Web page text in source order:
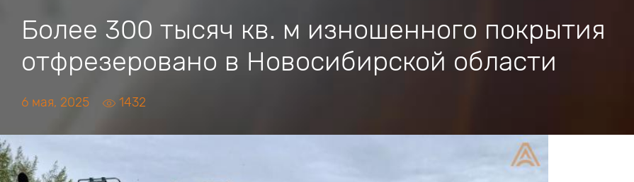
Более 300 тысяч кв. м изношенного покрытия
отфрезеровано в Новосибирской области
6 мая, 2025 1432